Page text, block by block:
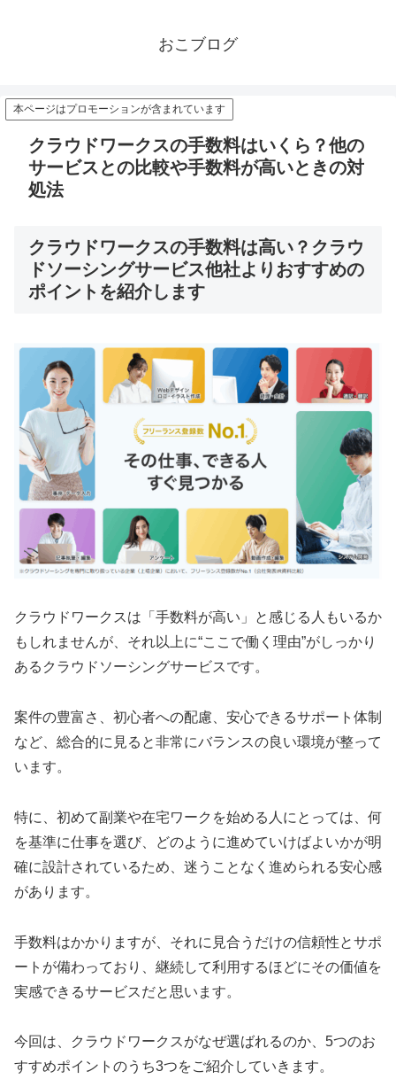
おこブログ
本ページはプロモーションが含まれています
クラウドワークスの手数料はいくら？他の
サービスとの比較や手数料が高いときの対
処法
クラウドワークスの手数料は高い？クラウ
ドソーシングサービス他社よりおすすめの
ポイントを紹介します
クラウドワークスは「手数料が高い」と感じる人もいるか
もしれませんが、それ以上に“ここで働く理由”がしっかり
あるクラウドソーシングサービスです。
案件の豊富さ、初心者への配慮、安心できるサポート体制
など、総合的に見ると非常にバランスの良い環境が整って
います。
特に、初めて副業や在宅ワークを始める人にとっては、何
を基準に仕事を選び、どのように進めていけばよいかが明
確に設計されているため、迷うことなく進められる安心感
があります。
手数料はかかりますが、それに見合うだけの信頼性とサポ
ートが備わっており、継続して利用するほどにその価値を
実感できるサービスだと思います。
今回は、クラウドワークスがなぜ選ばれるのか、5つのお
すすめポイントのうち3つをご紹介していきます。